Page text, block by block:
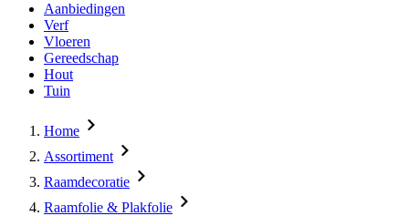
Aanbiedingen
Verf
Vloeren
Gereedschap
Hout
Tuin
Home
Assortiment
Raamdecoratie
Raamfolie & Plakfolie